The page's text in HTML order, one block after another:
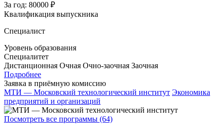
За год: 80000 ₽
Квалификация выпускника
Специалист
Уровень образования
Специалитет
Дистанционная Очная Очно-заочная Заочная
Подробнее
Заявка в приёмную комиссию
МТИ — Московский технологический институт Экономика
предприятий и организаций
Посмотреть все программы (64)